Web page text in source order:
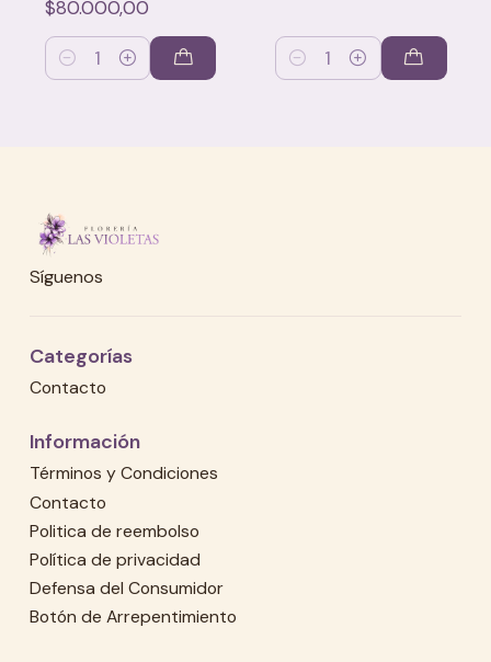
$80.000,00
Cantidad Cantidad
Síguenos
Categorías
Contacto
Información
Términos y Condiciones
Contacto
Politica de reembolso
Política de privacidad
Defensa del Consumidor
Botón de Arrepentimiento